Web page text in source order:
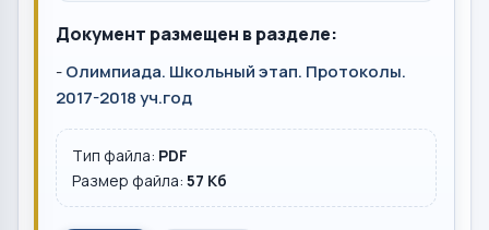
Документ размещен в разделе:
-Олимпиада. Школьный этап. Протоколы.
2017-2018 уч.год
Тип файла: PDF
Размер файла: 57 Кб